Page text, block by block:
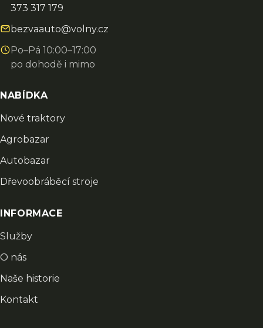
373 317 179
bezvaauto@volny.cz
Po–Pá 10:00–17:00
po dohodě i mimo
NABÍDKA
Nové traktory
Agrobazar
Autobazar
Dřevoobráběcí stroje
INFORMACE
Služby
O nás
Naše historie
Kontakt